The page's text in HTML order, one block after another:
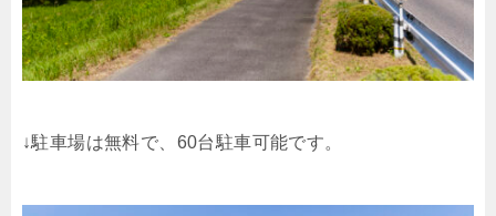
↓駐車場は無料で、60台駐車可能です。